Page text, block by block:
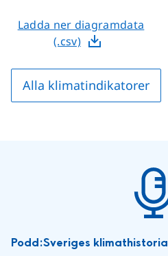
Ladda ner diagramdata
(.csv)
Alla klimatindikatorer
Podd:Sveriges klimathistoria